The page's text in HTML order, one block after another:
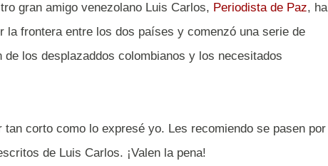
gran amigo venezolano Luis Carlos, Periodista de Paz, ha
la frontera entre los dos países y comenzó una serie de
los desplazaddos colombianos y los necesitados
tan corto como lo expresé yo. Les recomiendo se pasen por
de Luis Carlos. ¡Valen la pena!